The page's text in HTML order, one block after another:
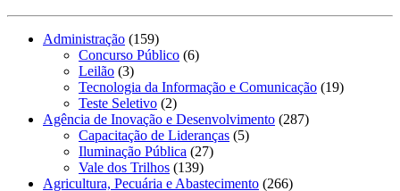
Administração (159)
Concurso Público (6)
Leilão (3)
Tecnologia da Informação e Comunicação (19)
Teste Seletivo (2)
Agência de Inovação e Desenvolvimento (287)
Capacitação de Lideranças (5)
Iluminação Pública (27)
Vale dos Trilhos (139)
Agricultura, Pecuária e Abastecimento (266)